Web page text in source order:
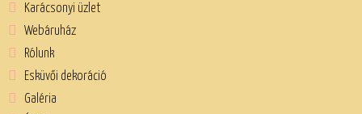
Karácsonyi üzlet
Webáruház
Rólunk
Esküvői dekoráció
Galéria